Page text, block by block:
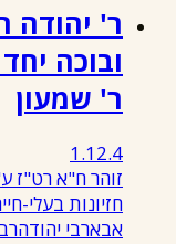
ר' יהודה
ובוכה
ר' שמעון
1.12.4
זוהר ח"א רט"ז
חזיונות בעלי-
אבארבי יהודה